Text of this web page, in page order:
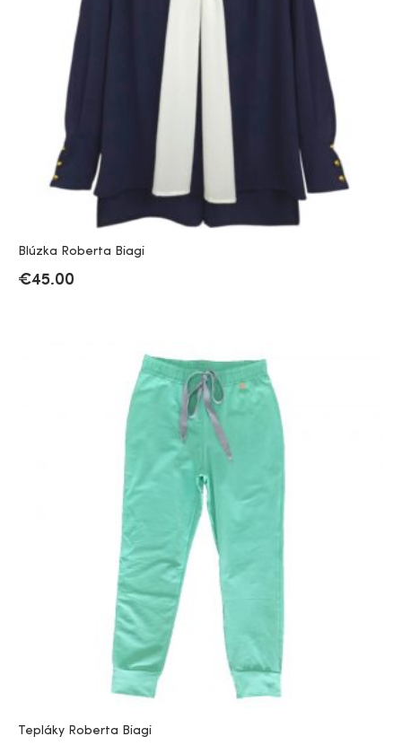
Blúzka Roberta Biagi
€45.00
Tepláky Roberta Biagi